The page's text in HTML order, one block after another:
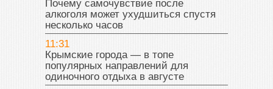
Почему самочувствие после
алкоголя может ухудшиться спустя
несколько часов
11:31
Крымские города — в топе
популярных направлений для
одиночного отдыха в августе